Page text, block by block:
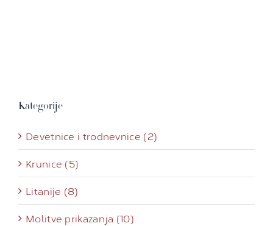
Kategorije
Devetnice i trodnevnice (2)
Krunice (5)
Litanije (8)
Molitve prikazanja (10)